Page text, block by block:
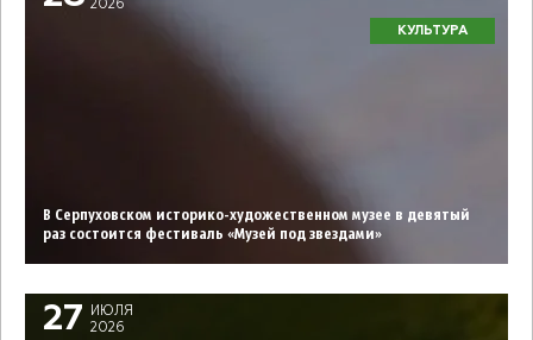
2026
КУЛЬТУРА
В Серпуховском историко-художественном музее в девятый
раз состоится фестиваль «Музей под звездами»
27
ИЮЛЯ
2026